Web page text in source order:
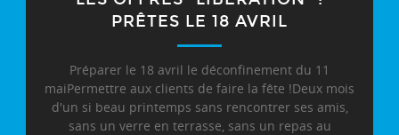
PRÊTES LE 18 AVRIL
Préparer le 18 avril le déconfinement du 11
maiPermettre aux clients de faire la fête !Deux mois
d'un si beau printemps sans rencontrer ses amis,
sans un verre en terrasse, sans un repas au